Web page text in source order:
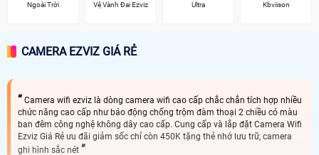
Ngoài Trời
Vệ Vành Đai Ezviz
Ultra
Kbviison
CAMERA EZVIZ GIÁ RẺ
Camera wifi ezviz là dòng camera wifi cao cấp chắc chắn tích hợp nhiều
chức năng cao cấp như báo động chống trộm đàm thoại 2 chiều có màu
ban đêm công nghệ không dây cao cấp. Cung cấp và lắp đặt Camera Wifi
Ezviz Giá Rẻ ưu đãi giảm sốc chỉ còn 450K tặng thẻ nhớ lưu trữ, camera
ghi hình sắc nét